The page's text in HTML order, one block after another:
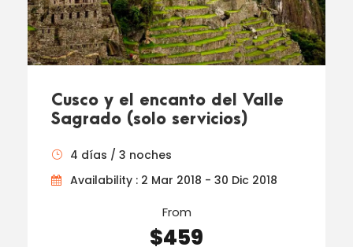
Cusco y el encanto del Valle
Sagrado (solo servicios)
4 días / 3 noches
Availability : 2 Mar 2018 - 30 Dic 2018
From
$459